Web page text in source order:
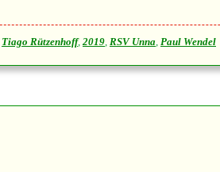
Tiago Rützenhoff, 2019, RSV Unna, Paul Wendel